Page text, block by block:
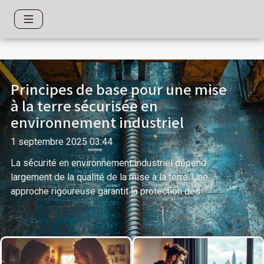
Principes de base pour une mise
à la terre sécurisée en
environnement industriel
1 septembre 2025 03:44
La sécurité en environnement industriel dépend
largement de la qualité de la mise à la terre. Une
approche rigoureuse garantit la protection des
personnes, des équipements et du site contre les
risques électriques. Découvrez dans cet article les
principes incontournables pour une mise à la terre
sûre et fiable, et apprenez à appliquer les meilleures